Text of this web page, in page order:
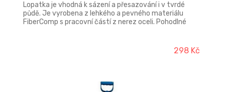
Lopatka je vhodná k sázení a přesazování i v tvrdé
půdě. Je vyrobena z lehkého a pevného materiálu
FiberComp s pracovní částí z nerez oceli. Pohodlné
skladování. Šířka: 87 mm, délka: 320 mm, hmotnost:
298 Kč